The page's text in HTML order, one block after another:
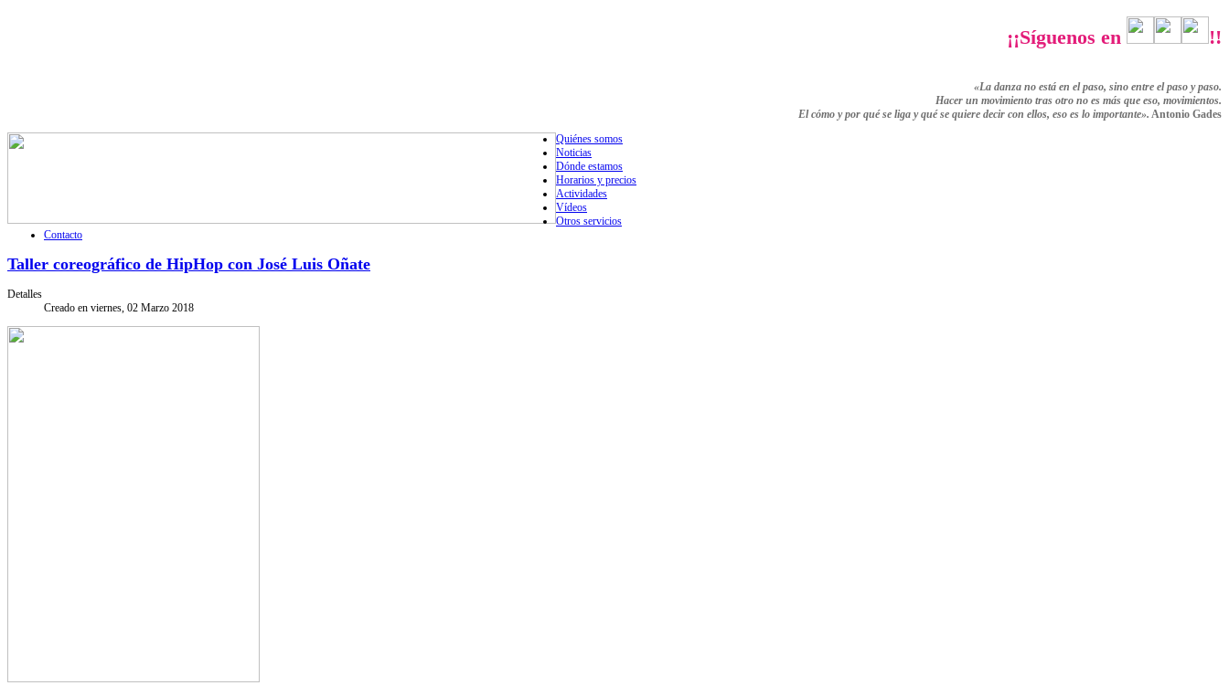
¡¡Síguenos en !!
«La danza no está en el paso, sino entre el paso y paso.
Hacer un movimiento tras otro no es más que eso, movimientos.
El cómo y por qué se liga y qué se quiere decir con ellos, eso es lo importante». Antonio Gades
Quiénes somos
Noticias
Dónde estamos
Horarios y precios
Actividades
Vídeos
Otros servicios
Contacto
Taller coreográfico de HipHop con José Luis Oñate
Detalles
Creado en viernes, 02 Marzo 2018